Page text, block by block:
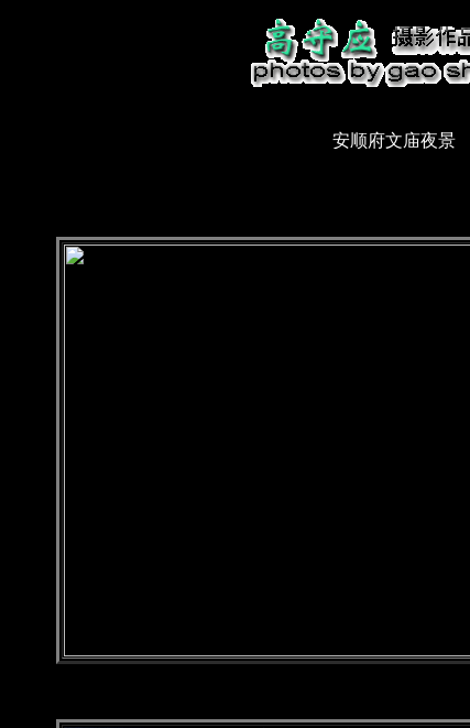
安顺府文庙夜景